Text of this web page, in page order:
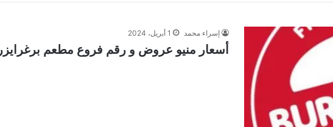
إسراء محمد 1 أبريل، 2024
أسعار منيو عروض و رقم فروع مطعم برغرايزر 2024